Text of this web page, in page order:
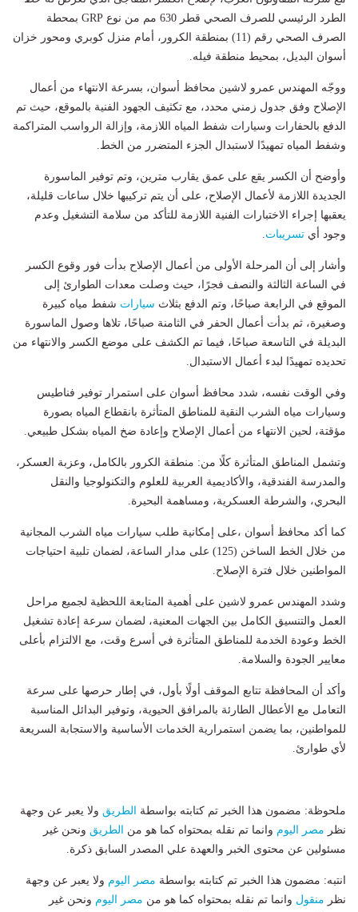
الطرد الرئيسي للصرف الصحي قطر 630 مم من نوع GRP بمحطة
الصرف الصحي رقم (11) بمنطقة الكرور، أمام منزل كوبري ومحور خزان
أسوان البديل، بمحيط منطقة فيله.
ووجّه المهندس عمرو لاشين محافظ أسوان، بسرعة الانتهاء من أعمال
الإصلاح وفق جدول زمني محدد، مع تكثيف الجهود الفنية بالموقع، حيث تم
الدفع بالحفارات وسيارات شفط المياه اللازمة، وإزالة الرواسب المتراكمة
وشفط المياه تمهيدًا لاستبدال الجزء المتضرر من الخط.
وأوضح أن الكسر يقع على عمق يقارب مترين، وتم توفير الماسورة
الجديدة اللازمة لأعمال الإصلاح، على أن يتم تركيبها خلال ساعات قليلة،
يعقبها إجراء الاختبارات الفنية اللازمة للتأكد من سلامة التشغيل وعدم
وجود أي تسريبات.
وأشار إلى أن المرحلة الأولى من أعمال الإصلاح بدأت فور وقوع الكسر
في الساعة الثالثة والنصف فجرًا، حيث وصلت معدات الطوارئ إلى
الموقع في الرابعة صباحًا، وتم الدفع بثلاث سيارات شفط مياه كبيرة
وصغيرة، ثم بدأت أعمال الحفر في الثامنة صباحًا، تلاها وصول الماسورة
البديلة في التاسعة صباحًا، فيما تم الكشف على موضع الكسر والانتهاء من
تحديده تمهيدًا لبدء أعمال الاستبدال.
وفي الوقت نفسه، شدد محافظ أسوان على استمرار توفير فناطيس
وسيارات مياه الشرب النقية للمناطق المتأثرة بانقطاع المياه بصورة
مؤقتة، لحين الانتهاء من أعمال الإصلاح وإعادة ضخ المياه بشكل طبيعي.
وتشمل المناطق المتأثرة كلًا من: منطقة الكرور بالكامل، وعزبة العسكر،
والمدرسة الفندقية، والأكاديمية العربية للعلوم والتكنولوجيا والنقل
البحري، والشرطة العسكرية، ومساهمة البحيرة.
كما أكد محافظ أسوان ،على إمكانية طلب سيارات مياه الشرب المجانية
من خلال الخط الساخن (125) على مدار الساعة، لضمان تلبية احتياجات
المواطنين خلال فترة الإصلاح.
وشدد المهندس عمرو لاشين على أهمية المتابعة اللحظية لجميع مراحل
العمل والتنسيق الكامل بين الجهات المعنية، لضمان سرعة إعادة تشغيل
الخط وعودة الخدمة للمناطق المتأثرة في أسرع وقت، مع الالتزام بأعلى
معايير الجودة والسلامة.
وأكد أن المحافظة تتابع الموقف أولًا بأول، في إطار حرصها على سرعة
التعامل مع الأعطال الطارئة بالمرافق الحيوية، وتوفير البدائل المناسبة
للمواطنين، بما يضمن استمرارية الخدمات الأساسية والاستجابة السريعة
لأي طوارئ.
ملحوظة: مضمون هذا الخبر تم كتابته بواسطة الطريق ولا يعبر عن وجهة
نظر مصر اليوم وانما تم نقله بمحتواه كما هو من الطريق ونحن غير
مسئولين عن محتوى الخبر والعهدة علي المصدر السابق ذكرة.
انتبه: مضمون هذا الخبر تم كتابته بواسطة مصر اليوم ولا يعبر عن وجهة
نظر منقول وانما تم نقله بمحتواه كما هو من مصر اليوم ونحن غير